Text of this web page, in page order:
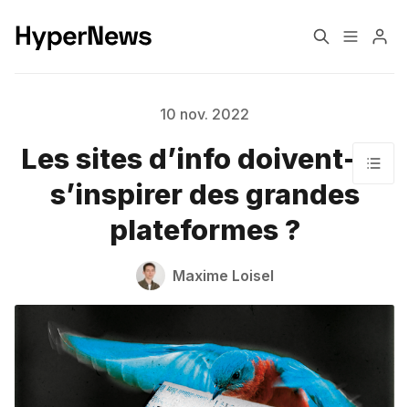
Engagement
Confiance Monétisation
Transformation Changement climatique
Pourquoi HyperNews? A propos de moi
10 nov. 2022
Les sites d’info doivent-ils
s’inspirer des grandes
plateformes ?
Maxime Loisel